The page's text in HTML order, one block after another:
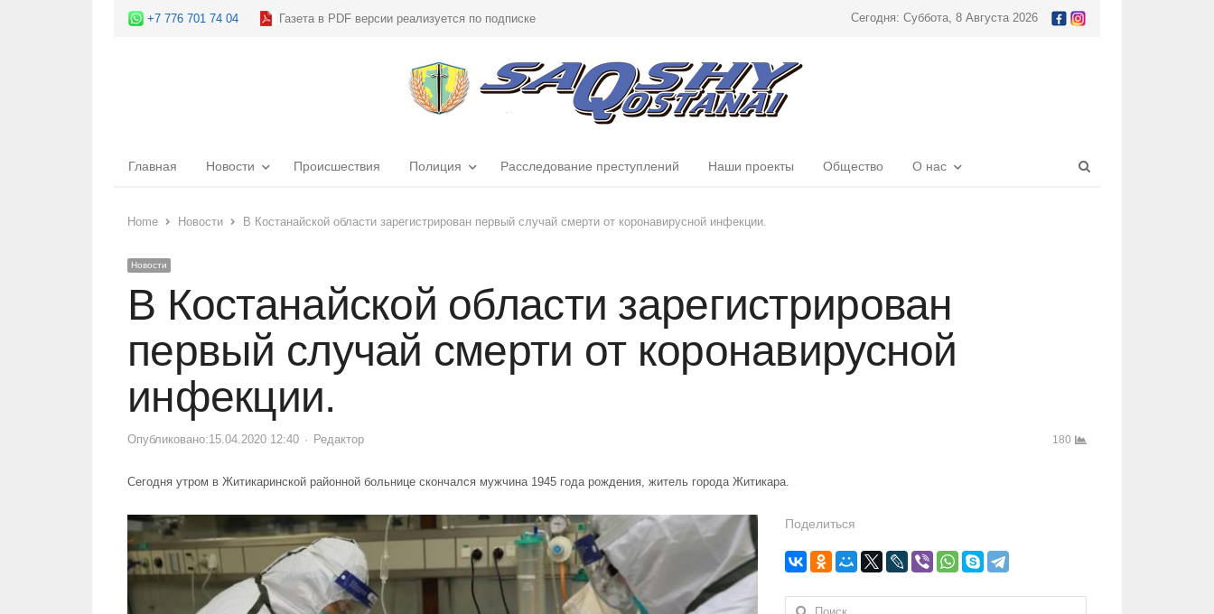
+7 776 701 74 04 Газета в PDF версии реализуется по подписке Сегодня: Суббота, 8 Августа 2026
Главная Новости Происшествия Полиция Расследование преступлений Наши проекты Общество О нас
Home
Новости В Костанайской области зарегистрирован первый случай смерти от коронавирусной инфекции.
Новости
В Костанайской области зарегистрирован
первый случай смерти от коронавирусной
инфекции.
Опубликовано:15.04.2020 12:40 Author
Редактор 180
Сегодня утром в Житикаринской районной больнице скончался мужчина 1945 года рождения, житель города Житикара.
Поделиться
Найти: